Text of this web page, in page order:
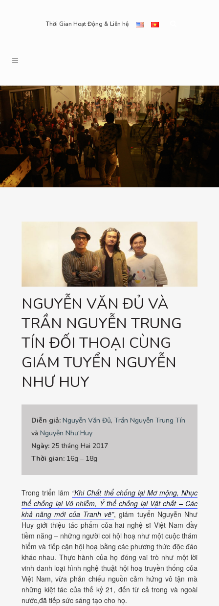
Thời Gian Hoạt Động & Liên hệ
NGUYỄN VĂN ĐỦ VÀ
TRẦN NGUYỄN TRUNG
TÍN ĐỐI THOẠI CÙNG
GIÁM TUYỂN NGUYỄN
NHƯ HUY
Diễn giả: Nguyễn Văn Đủ, Trần Nguyễn Trung Tín
và Nguyễn Như Huy
Ngày: 25 tháng Hai 2017
Thời gian: 16g – 18g
Trong triển lãm “Khi Chất thể chống lại Mơ mộng, Nhục
thể chống lại Vô nhiễm, Ý thể chống lại Vật chất – Các
khả năng mới của Tranh vẽ”, giám tuyển Nguyễn Như
Huy giới thiệu tác phẩm của hai nghệ sĩ Việt Nam đầy
tiềm năng – những người coi hội hoạ như một cuộc thám
hiểm và tiếp cận hội hoạ bằng các phương thức độc đáo
khác nhau. Thực hành của họ đóng vai trò như một lời
vinh danh loại hình nghệ thuật hội hoạ truyền thống của
Việt Nam, vừa phản chiếu nguồn cảm hứng vô tận mà
những kiệt tác của thế kỷ 21, đến từ cả trong và ngoài
nước,đã tiếp sức sáng tạo cho họ.